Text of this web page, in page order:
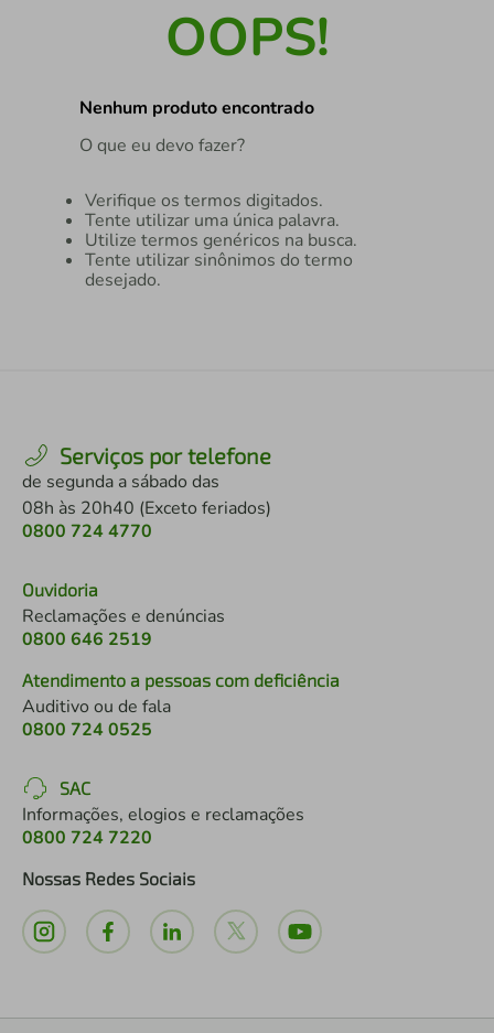
OOPS!
Nenhum produto encontrado
O que eu devo fazer?
Verifique os termos digitados.
Tente utilizar uma única palavra.
Utilize termos genéricos na busca.
Tente utilizar sinônimos do termo
desejado.
Serviços por telefone
de segunda a sábado das
08h às 20h40 (Exceto feriados)
0800 724 4770
Ouvidoria
Reclamações e denúncias
0800 646 2519
Atendimento a pessoas com deficiência
Auditivo ou de fala
0800 724 0525
SAC
Informações, elogios e reclamações
0800 724 7220
Nossas Redes Sociais
iphone